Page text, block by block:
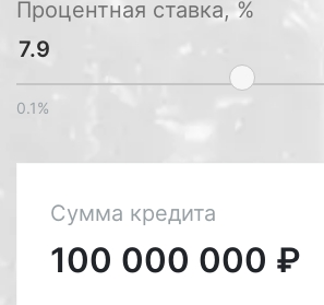
Процентная ставка, %
0.1%
Сумма кредита
100 000 000 ₽